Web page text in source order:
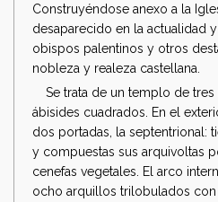
Construyéndose anexo a la
desaparecido en la actualidad
obispos palentinos y otros
nobleza y realeza castellana.
Se trata de un templo de
ábisides cuadrados. En el
dos portadas, la septentrional:
y compuestas sus arquivoltas
cenefas vegetales. El arco
ocho arquillos trilobulados con